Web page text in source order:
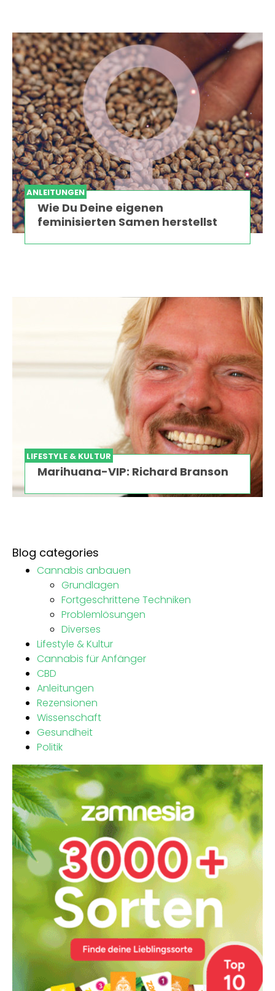
ANLEITUNGEN
Wie Du Deine eigenen
feminisierten Samen herstellst
LIFESTYLE & KULTUR
Marihuana-VIP: Richard Branson
Blog categories
Cannabis anbauen
Grundlagen
Fortgeschrittene Techniken
Problemlösungen
Diverses
Lifestyle & Kultur
Cannabis für Anfänger
CBD
Anleitungen
Rezensionen
Wissenschaft
Gesundheit
Politik